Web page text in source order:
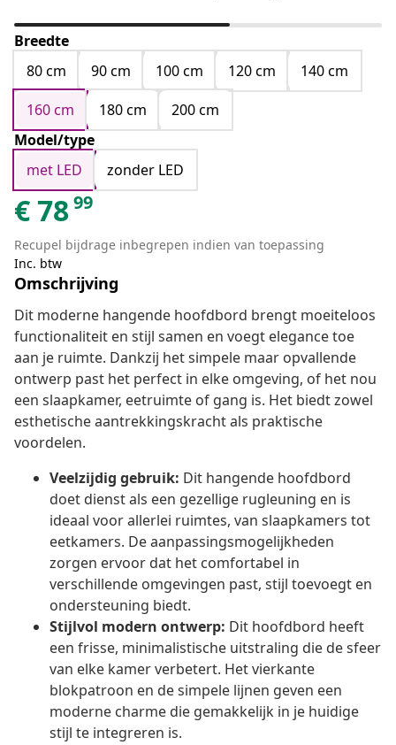
Breedte
80 cm
90 cm 100 cm 120 cm
140 cm
160 cm
180 cm
200 cm
Model/type
met LED
zonder LED
€7899
Recupel bijdrage inbegrepen indien van toepassing
Inc. btw
Omschrijving
Dit moderne hangende hoofdbord brengt moeiteloos
functionaliteit en stijl samen en voegt elegance toe
aan je ruimte. Dankzij het simpele maar opvallende
ontwerp past het perfect in elke omgeving, of het nou
een slaapkamer, eetruimte of gang is. Het biedt zowel
esthetische aantrekkingskracht als praktische
voordelen.
Veelzijdig gebruik: Dit hangende hoofdbord
doet dienst als een gezellige rugleuning en is
ideaal voor allerlei ruimtes, van slaapkamers tot
eetkamers. De aanpassingsmogelijkheden
zorgen ervoor dat het comfortabel in
verschillende omgevingen past, stijl toevoegt en
ondersteuning biedt.
Stijlvol modern ontwerp: Dit hoofdbord heeft
een frisse, minimalistische uitstraling die de sfeer
van elke kamer verbetert. Het vierkante
blokpatroon en de simpele lijnen geven een
moderne charme die gemakkelijk in je huidige
stijl te integreren is.